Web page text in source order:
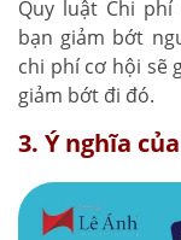
Quy luật Chi
bạn giảm bớt
chi phí cơ hội sẽ
giảm bớt đi đó.
3. Ý nghĩa